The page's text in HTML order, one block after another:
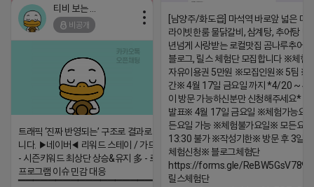
[남양주/화도읍] 마석역 바로앞 넓은 매
라이빗한룸 물닭갈비, 삼계탕, 추어탕 맛
년넘게 사랑받는 로컬맛집 곰나루추어
블로그, 릴스 체험단 모집합니다 ※체험
자유이용권 5만원 ※모집인원※ 5팀 ※
간※ 4월 17일 금요일 까지 *4/20 ~ 4/
이 방문 가능하신분만 신청해주세요* ※
발표※ 4월 17일 금요일 ※체험가능요
든요일 가능 ※체험불가요일※ 모든요
13:30 불가 ※작성기한※ 방문 후 3일
체험신청※ 블로그체험단
https://forms.gle/
릴스체험단
2026-04-18 17:05
비공개
트래픽 ‘진짜 반영되는’ 구조로 결과로 보여드립
니다. ▶네이버◀ 리워드 스테이 / 가드 / 자몽 등
- 시즌키워드 최상단 상승&유지 多 - 로직변화,
프로그램 이슈 민감 대응